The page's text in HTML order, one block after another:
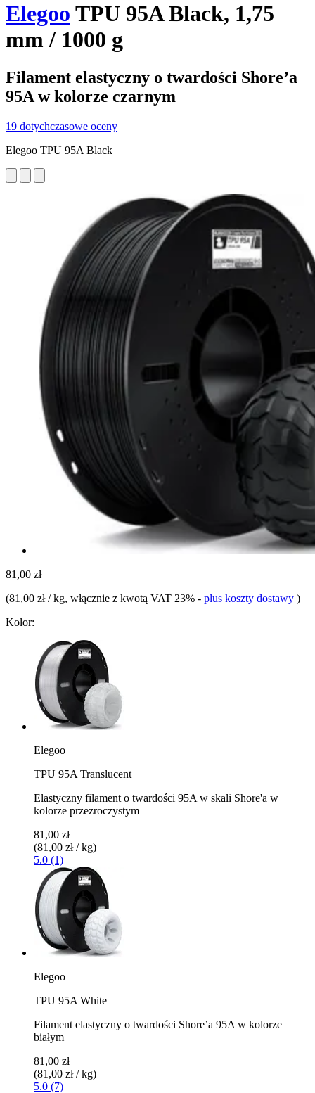
Elegoo TPU 95A Black, 1,75
mm / 1000 g
Filament elastyczny o twardości Shore’a
95A w kolorze czarnym
19 dotychczasowe oceny
Elegoo TPU 95A Black
81,00 zł
(81,00 zł / kg, włącznie z kwotą VAT 23% - plus koszty dostawy )
Kolor:
Elegoo
TPU 95A Translucent
Elastyczny filament o twardości 95A w skali Shore'a w
kolorze przezroczystym
81,00 zł
(81,00 zł / kg)
5.0 (1)
Elegoo
TPU 95A White
Filament elastyczny o twardości Shore’a 95A w kolorze
białym
81,00 zł
(81,00 zł / kg)
5.0 (7)